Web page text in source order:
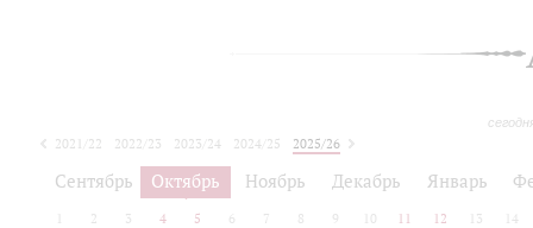
2021/22 2022/23 2023/24 2024/25
2025/26
Сентябрь Октябрь Ноябрь Декабрь Январь
2 3 4 5 6 7 8 9 10 11 12 13 14